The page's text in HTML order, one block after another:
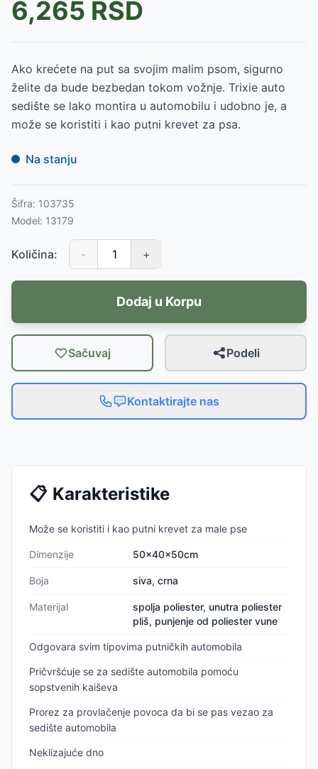
6,265 RSD
Ako krećete na put sa svojim malim psom, sigurno
želite da bude bezbedan tokom vožnje. Trixie auto
sedište se lako montira u automobilu i udobno je, a
može se koristiti i kao putni krevet za psa.
Na stanju
Šifra: 103735
Model: 13179
Količina: - +
Dodaj u Korpu
Sačuvaj Podeli
Kontaktirajte nas
📋 Karakteristike
Može se koristiti i kao putni krevet za male pse
Dimenzije 50x40x50cm
Boja siva, crna
Materijal
spolja poliester, unutra poliester
pliš, punjenje od poliester vune
Odgovara svim tipovima putničkih automobila
Pričvršćuje se za sedište automobila pomoću
sopstvenih kaiševa
Prorez za provlačenje povoca da bi se pas vezao za
sedište automobila
Neklizajuće dno